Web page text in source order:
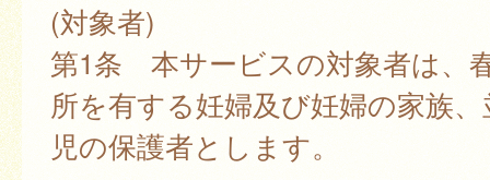
(対象者)
第1条 本サービスの対象者は、
所を有する妊婦及び妊婦の家族
児の保護者とします。